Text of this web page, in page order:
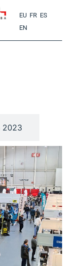
EU FR ES
EN
2023